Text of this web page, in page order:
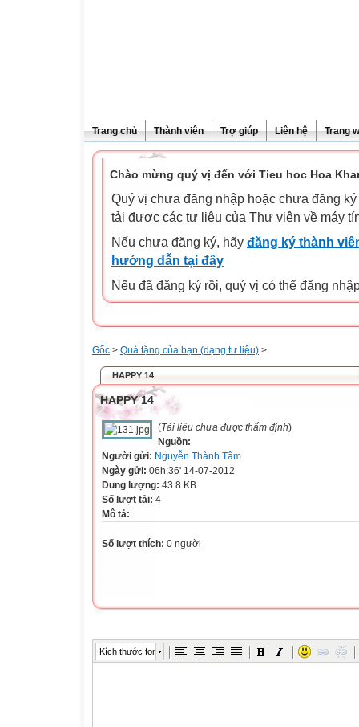
Trang chủ Thành viên Trợ giúp Liên hệ Trang
Chào mừng quý vị đến với Tieu hoc Hoa
Quý vị chưa đăng nhập hoặc chưa đăng
tải được các tư liệu của Thư viện về máy
Nếu chưa đăng ký, hãy đăng ký thành
hướng dẫn tại đây
Nếu đã đăng ký rồi, quý vị có thể đăng
Gốc > Quà tặng của bạn (dạng tư liệu) >
HAPPY 14
HAPPY 14
(Tài liệu chưa được thẩm định)
Nguồn:
Người gửi: Nguyễn Thành Tâm
Ngày gửi: 06h:36' 14-07-2012
Dung lượng: 43.8 KB
Số lượt tải: 4
Mô tả:
Số lượt thích: 0 người
Kích thước font